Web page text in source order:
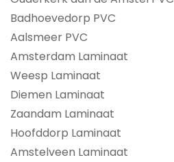
Badhoevedorp PVC
Aalsmeer PVC
Amsterdam Laminaat
Weesp Laminaat
Diemen Laminaat
Zaandam Laminaat
Hoofddorp Laminaat
Amstelveen Laminaat